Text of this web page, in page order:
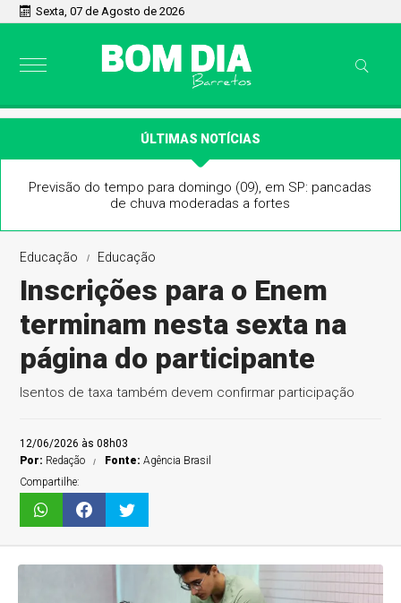
Sexta, 07 de Agosto de 2026
ÚLTIMAS NOTÍCIAS
Previsão do tempo para domingo (09), em SP: pancadas
de chuva moderadas a fortes
Educação Educação
Inscrições para o Enem
terminam nesta sexta na
página do participante
Isentos de taxa também devem confirmar participação
12/06/2026 às 08h03
Por: Redação Fonte:Agência Brasil
Compartilhe: